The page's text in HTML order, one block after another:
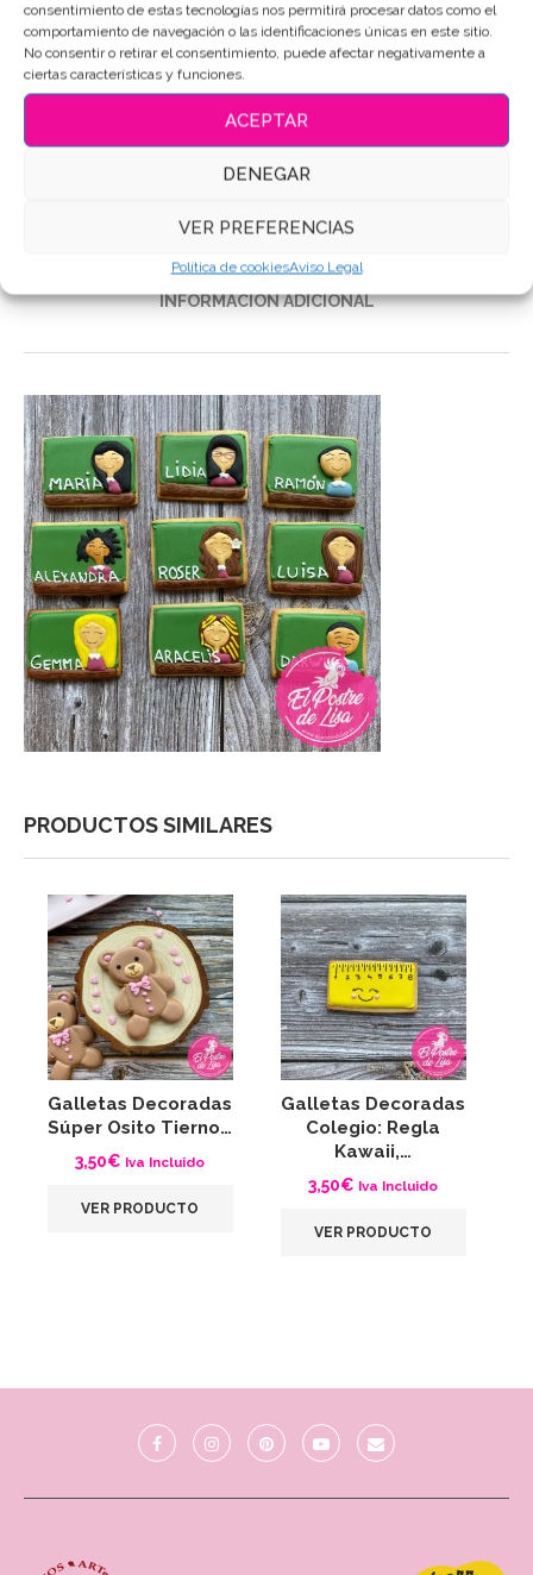
consentimiento de estas tecnologías nos permitirá procesar datos como el
comportamiento de navegación o las identificaciones únicas en este sitio.
No consentir o retirar el consentimiento, puede afectar negativamente a
ciertas características y funciones.
ACEPTAR
DENEGAR
VER PREFERENCIAS
Política de cookiesAviso Legal
SKU: 4832
Categoría:Colegio-Profes
Galletas de mantequilla ,Galletas Decoradas
DESCRIPCIÓN
INFORMACIÓN ADICIONAL
PRODUCTOS SIMILARES
Galletas Decoradas
Súper Osito Tierno…
3,50€ Iva Incluido
VER PRODUCTO
Galletas Decoradas
Colegio: Regla
Kawaii,…
3,50€ Iva Incluido
VER PRODUCTO